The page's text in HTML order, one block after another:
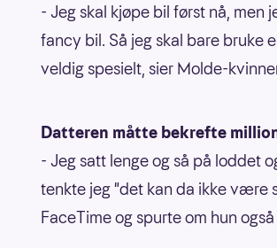
- Jeg skal kjøpe bil først nå, men
fancy bil. Så jeg skal bare bruke
veldig spesielt, sier Molde-
Datteren måtte bekrefte
- Jeg satt lenge og så på loddet
tenkte jeg "det kan da ikke være
FaceTime og spurte om hun